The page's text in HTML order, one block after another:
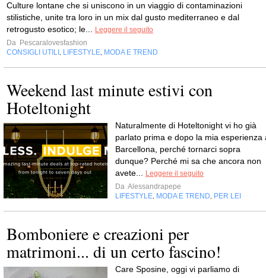
Culture lontane che si uniscono in un viaggio di contaminazioni
stilistiche, unite tra loro in un mix dal gusto mediterraneo e dal
retrogusto esotico; le...
Leggere il seguito
Da Pescaralovesfashion
CONSIGLI UTILI LIFESTYLE MODA E TREND
Weekend last minute estivi con
Hoteltonight
Naturalmente di Hoteltonight vi ho già
parlato prima e dopo la mia esperienza
Barcellona, perché tornarci sopra
dunque? Perché mi sa che ancora non
avete...
Leggere il seguito
Da Alessandrapepe
LIFESTYLE MODA E TREND PER LEI
Bomboniere e creazioni per
matrimoni... di un certo fascino!
Care Sposine, oggi vi parliamo di